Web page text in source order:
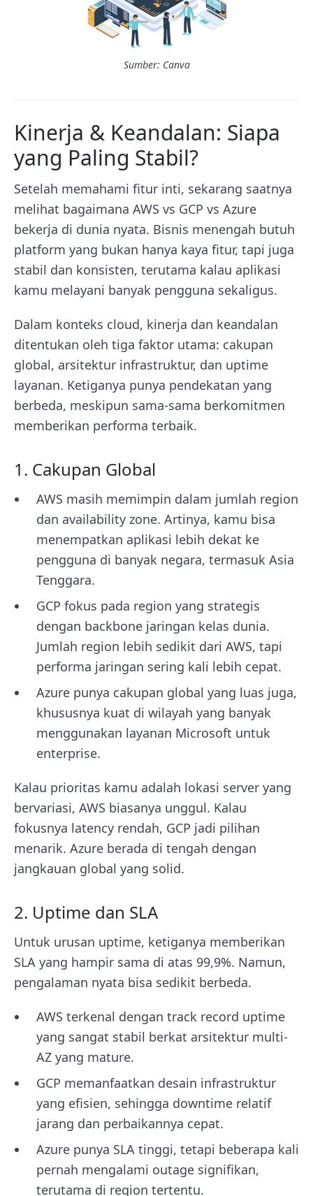
Sumber: Canva
Kinerja & Keandalan: Siapa
yang Paling Stabil?
Setelah memahami fitur inti, sekarang saatnya
melihat bagaimana AWS vs GCP vs Azure
bekerja di dunia nyata. Bisnis menengah butuh
platform yang bukan hanya kaya fitur, tapi juga
stabil dan konsisten, terutama kalau aplikasi
kamu melayani banyak pengguna sekaligus.
Dalam konteks cloud, kinerja dan keandalan
ditentukan oleh tiga faktor utama: cakupan
global, arsitektur infrastruktur, dan uptime
layanan. Ketiganya punya pendekatan yang
berbeda, meskipun sama-sama berkomitmen
memberikan performa terbaik.
1. Cakupan Global
AWS masih memimpin dalam jumlah region
dan availability zone. Artinya, kamu bisa
menempatkan aplikasi lebih dekat ke
pengguna di banyak negara, termasuk Asia
Tenggara.
GCP fokus pada region yang strategis
dengan backbone jaringan kelas dunia.
Jumlah region lebih sedikit dari AWS, tapi
performa jaringan sering kali lebih cepat.
Azure punya cakupan global yang luas juga,
khususnya kuat di wilayah yang banyak
menggunakan layanan Microsoft untuk
enterprise.
Kalau prioritas kamu adalah lokasi server yang
bervariasi, AWS biasanya unggul. Kalau
fokusnya latency rendah, GCP jadi pilihan
menarik. Azure berada di tengah dengan
jangkauan global yang solid.
2. Uptime dan SLA
Untuk urusan uptime, ketiganya memberikan
SLA yang hampir sama di atas 99,9%. Namun,
pengalaman nyata bisa sedikit berbeda.
AWS terkenal dengan track record uptime
yang sangat stabil berkat arsitektur multi-
AZ yang mature.
GCP memanfaatkan desain infrastruktur
yang efisien, sehingga downtime relatif
jarang dan perbaikannya cepat.
Azure punya SLA tinggi, tetapi beberapa kali
pernah mengalami outage signifikan,
terutama di region tertentu.